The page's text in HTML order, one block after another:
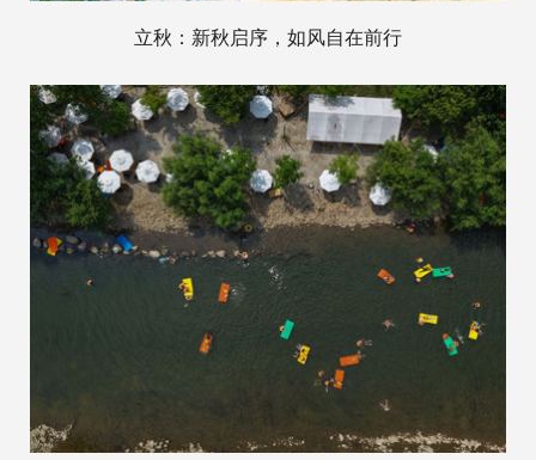
立秋：新秋启序，如风自在前行